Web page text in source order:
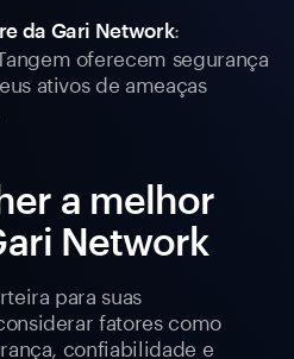
da Gari Network:
oferecem segurança
ativos de ameaças
a melhor
Network
para suas
fatores como
confiabilidade e